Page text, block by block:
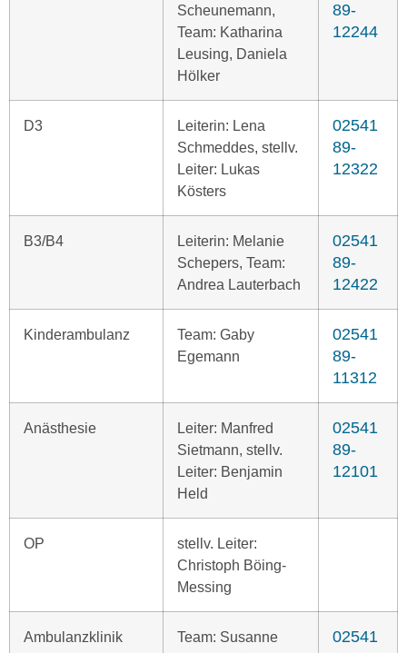
Scheunemann,
Team: Katharina
Leusing, Daniela
Hölker
89-
12244
D3
Leiterin: Lena
Schmeddes, stellv.
Leiter: Lukas
Kösters
02541
89-
12322
B3/B4
Leiterin: Melanie
Schepers, Team:
Andrea Lauterbach
02541
89-
12422
Kinderambulanz
Team: Gaby
Egemann
02541
89-
11312
Anästhesie
Leiter: Manfred
Sietmann, stellv.
Leiter: Benjamin
Held
02541
89-
12101
OP
stellv. Leiter:
Christoph Böing-
Messing
Ambulanzklinik
Team: Susanne
02541